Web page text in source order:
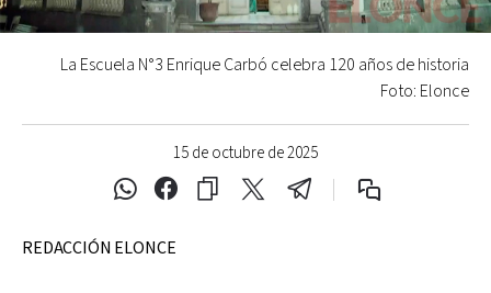
15 de octubre de 2025
La Escuela N°3 Enrique Carbó celebra 120 años de historia
Foto: Elonce
REDACCIÓN ELONCE